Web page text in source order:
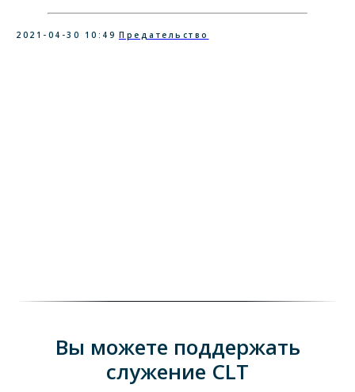
2021-04-30 10:49 Предательство
Вы можете поддержать
служение CLT